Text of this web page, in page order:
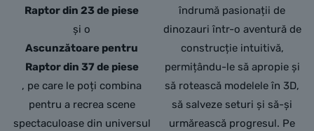
Raptor din 23 de piese
și o
Ascunzătoare pentru
Raptor din 37 de piese
, pe care le poți combina
pentru a recrea scene
spectaculoase din universul
îndrumă pasionații de
dinozauri într-o aventură de
construcție intuitivă,
permițându-le să apropie și
să rotească modelele în 3D,
să salveze seturi și să-și
urmărească progresul. Pe